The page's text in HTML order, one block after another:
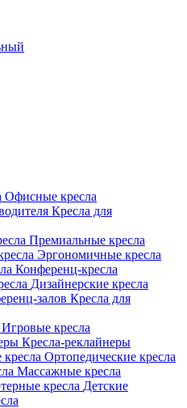
Офисные кресла
Кресла для
Премиальные кресла
Эргономичные кресла
Конференц-кресла
Дизайнерские кресла
Кресла для
Игровые кресла
Кресла-реклайнеры
Ортопедические кресла
Массажные кресла
Детские